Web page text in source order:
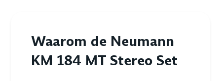
Waarom de Neumann
KM 184 MT Stereo Set